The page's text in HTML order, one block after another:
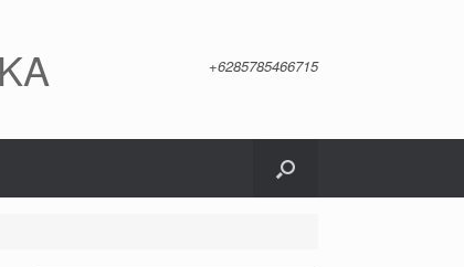
+6285785466715